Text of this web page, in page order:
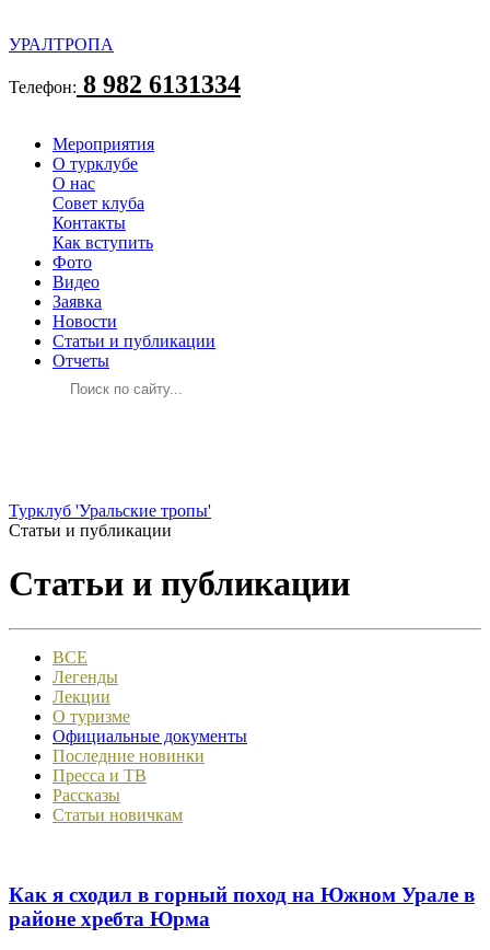
УРАЛТРОПА
Телефон: 8 982 6131334
Мероприятия
О турклубе
О нас
Совет клуба
Контакты
Как вступить
Фото
Видео
Заявка
Новости
Статьи и публикации
Отчеты
Турклуб 'Уральские тропы'
Статьи и публикации
Статьи и публикации
ВСЕ
Легенды
Лекции
О туризме
Официальные документы
Последние новинки
Пресса и ТВ
Рассказы
Статьи новичкам
Как я сходил в горный поход на Южном Урале в
районе хребта Юрма